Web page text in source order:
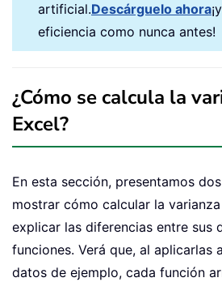
artificial.Descárguelo ahora
eficiencia como nunca antes!
¿Cómo se calcula la
Excel?
En esta sección, presentamos
mostrar cómo calcular la
explicar las diferencias entre sus
funciones. Verá que, al aplicarlas
datos de ejemplo, cada función